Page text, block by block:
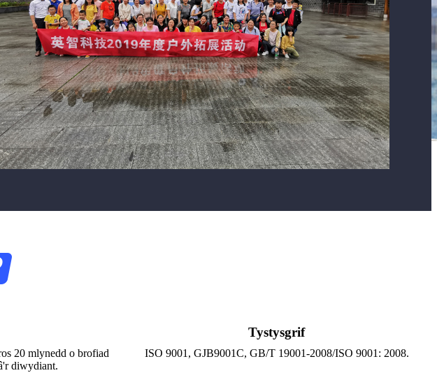
20 mlynedd o brofiad
diwydiant.
Tystysgrif
ISO 9001, GJB9001C, GB/T 19001-2008/ISO 9001: 2008.